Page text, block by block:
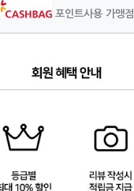
포인트사용 가맹점